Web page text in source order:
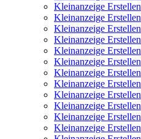
Kleinanzeige Erstellen
Kleinanzeige Erstellen
Kleinanzeige Erstellen
Kleinanzeige Erstellen
Kleinanzeige Erstellen
Kleinanzeige Erstellen
Kleinanzeige Erstellen
Kleinanzeige Erstellen
Kleinanzeige Erstellen
Kleinanzeige Erstellen
Kleinanzeige Erstellen
Kleinanzeige Erstellen